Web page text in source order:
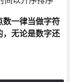
一律当做字符
，无论是数字还